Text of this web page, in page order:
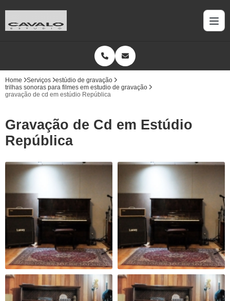
Home Serviços
estúdio de gravação
trilhas sonoras para filmes em estudio de gravação
gravação de cd em estúdio República
Gravação de Cd em Estúdio
República